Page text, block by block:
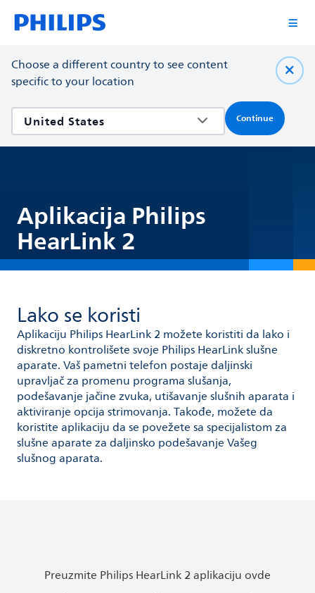
Choose a different country to see content
specific to your location
Continue
Aplikacija Philips
HearLink 2
Lako se koristi
Aplikaciju Philips HearLink 2 možete koristiti da lako i
diskretno kontrolišete svoje Philips HearLink slušne
aparate. Vaš pametni telefon postaje daljinski
upravljač za promenu programa slušanja,
podešavanje jačine zvuka, utišavanje slušnih aparata i
aktiviranje opcija strimovanja. Takođe, možete da
koristite aplikaciju da se povežete sa specijalistom za
slušne aparate za daljinsko podešavanje Vašeg
slušnog aparata.
Preuzmite Philips HearLink 2 aplikaciju ovde